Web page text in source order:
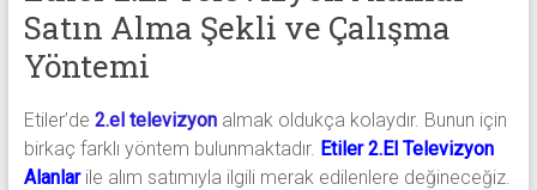
Satın Alma Şekli ve Çalışma
Yöntemi
Etiler’de 2.el televizyonalmak oldukça kolaydır. Bunun için
birkaç farklı yöntem bulunmaktadır. Etiler 2.El Televizyon
Alanlarile alım satımıyla ilgili merak edilenlere değineceğiz.